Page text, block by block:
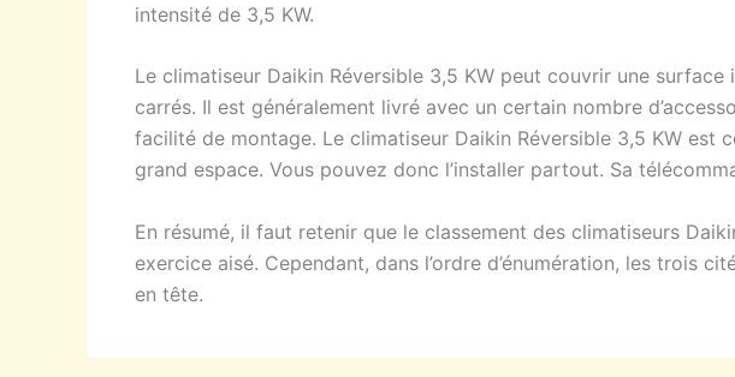
intensité de 3,5 KW.
Le climatiseur Daikin Réversible 3,5 KW peut couvrir une
carrés. Il est généralement livré avec un certain nombre
facilité de montage. Le climatiseur Daikin Réversible 3,5 KW est
grand espace. Vous pouvez donc l’installer partout. Sa
En résumé, il faut retenir que le classement des climatiseurs
exercice aisé. Cependant, dans l’ordre d’énumération, les trois
en tête.